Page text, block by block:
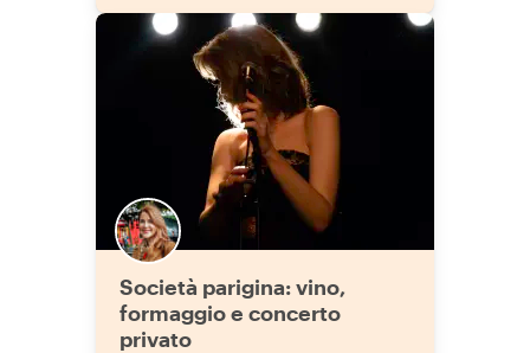
Società parigina: vino,
formaggio e concerto
privato